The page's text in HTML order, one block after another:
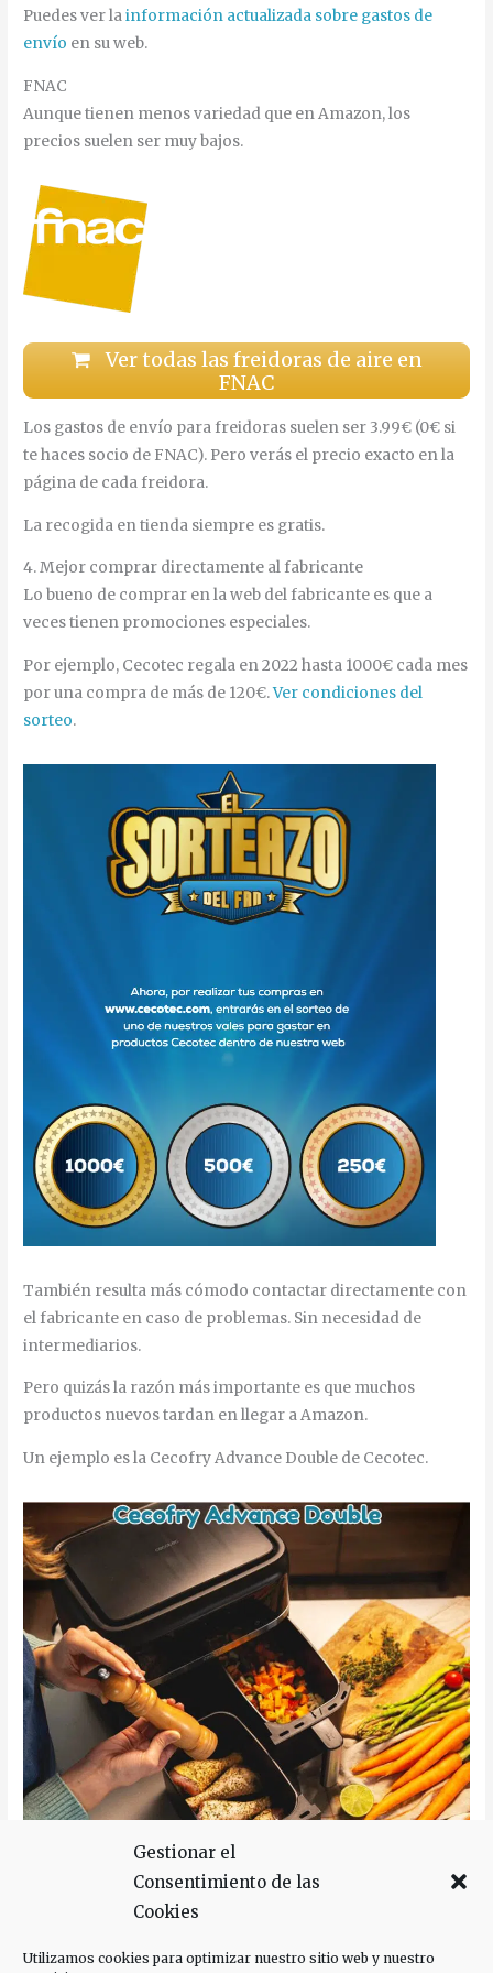
Gestionar el
Consentimiento de las
Cookies
Utilizamos cookies para optimizar nuestro sitio web y nuestro
Puedes ver lainformación actualizada sobre gastos de
envío en su web.
FNAC
Aunque tienen menos variedad que en Amazon, los
precios suelen ser muy bajos.
Ver todas las freidoras de aire en
FNAC
Los gastos de envío para freidoras suelen ser 3.99€ (0€ si
te haces socio de FNAC). Pero verás el precio exacto en la
página de cada freidora.
La recogida en tienda siempre es gratis.
4. Mejor comprar directamente al fabricante
Lo bueno de comprar en la web del fabricante es que a
veces tienen promociones especiales.
Por ejemplo, Cecotec regala en 2022 hasta 1000€ cada mes
por una compra de más de 120€.Ver condiciones del
sorteo.
También resulta más cómodo contactar directamente con
el fabricante en caso de problemas. Sin necesidad de
intermediarios.
Pero quizás la razón más importante es que muchos
productos nuevos tardan en llegar a Amazon.
Un ejemplo es la Cecofry Advance Double de Cecotec.
Salió a la venta en abril de 2022. Pasaron varias semanas
hasta que estuvo disponible en Amazon. Y la mayor parte